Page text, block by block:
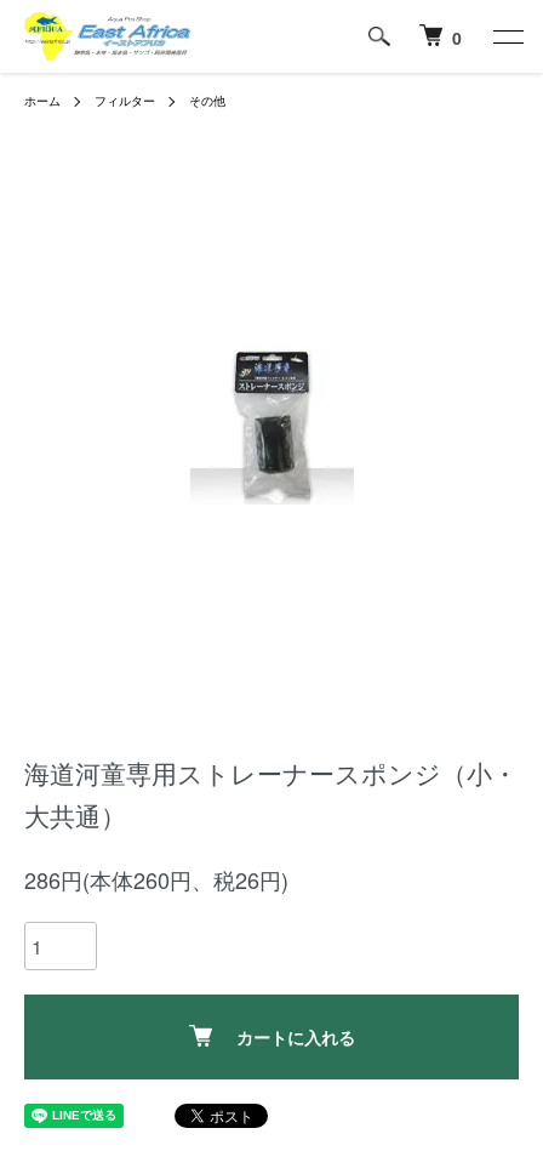
0
ホーム フィルター その他
海道河童専用ストレーナースポンジ（小・
大共通）
286円(本体260円、税26円)
カートに入れる